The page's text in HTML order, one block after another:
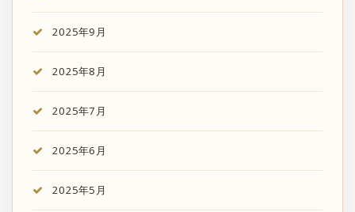
2025年9月
2025年8月
2025年7月
2025年6月
2025年5月